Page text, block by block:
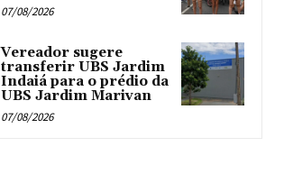
07/08/2026
Vereador sugere
transferir UBS Jardim
Indaiá para o prédio da
UBS Jardim Marivan
07/08/2026